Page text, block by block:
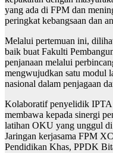
yang ada di FPM dan
peringkat kebangsaan dan
Melalui pertemuan ini,
baik buat Fakulti
penjanaan melalui
mengwujudkan satu modul
nasional dalam penjagaan
Kolaboratif penyelidik
membawa kepada sinergi
latihan OKU yang unggul
Jaringan kerjasama FPM
Pendidikan Khas, PPDK